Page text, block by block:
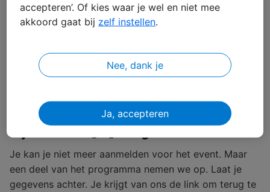
Leer van experts– o.a. securitylegende Mikko Hyppönen deelt zijn
visie
Group) en Luisella ten Pierik (CISO Stedin)
Kijk NLSecure[ID] terug
Je kan je niet meer aanmelden voor het event. Maar
een deel van het programma nemen we op. Laat je
gegevens achter. Je krijgt van ons de link om terug te
accepteren’. Of kies waar je wel en niet mee
akkoord gaat bij zelf instellen.
Nee, dank je
Ja, accepteren